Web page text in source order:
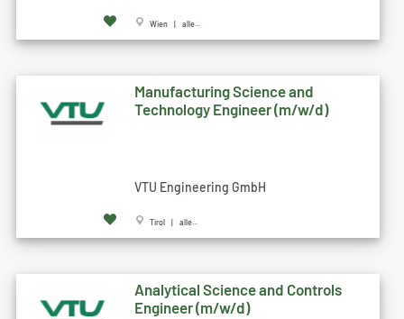
Wien | alle...
Manufacturing Science and
Technology Engineer (m/w/d)
VTU Engineering GmbH
Tirol | alle...
Analytical Science and Controls
Engineer (m/w/d)